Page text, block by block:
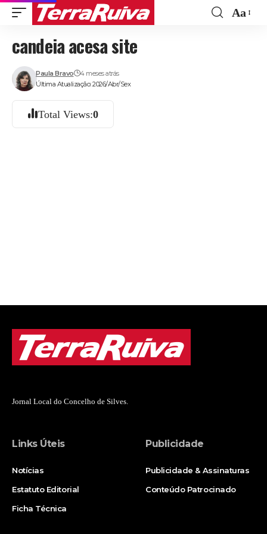
Aa
candeia acesa site
Última Atualização: 2026/Abr/Sex
Paula Bravo 4 meses atrás
Total Views:0
Jornal Local do Concelho de Silves.
Links Úteis
Notícias
Estatuto Editorial
Ficha Técnica
Publicidade
Publicidade & Assinaturas
Conteúdo Patrocinado